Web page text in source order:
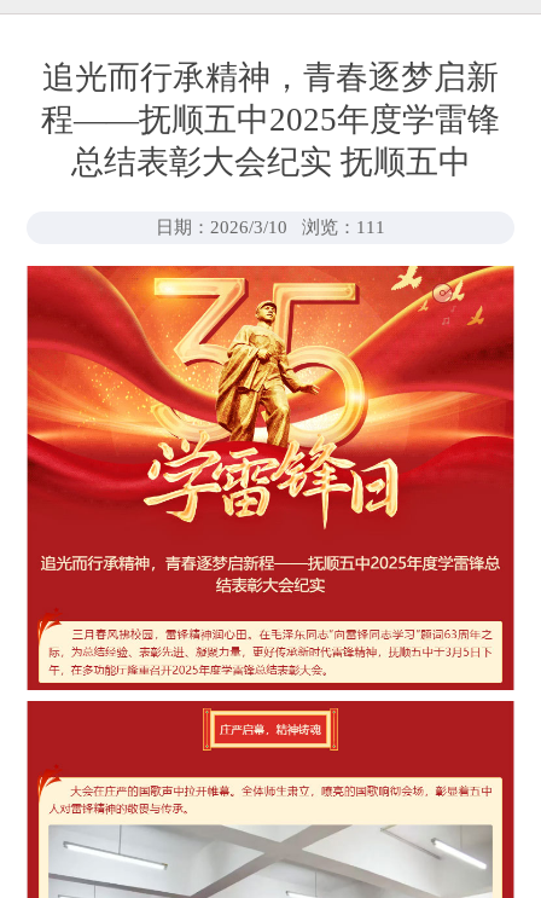
追光而行承精神，青春逐梦启新
程——抚顺五中2025年度学雷锋
总结表彰大会纪实 抚顺五中
日期：2026/3/10 浏览： 111